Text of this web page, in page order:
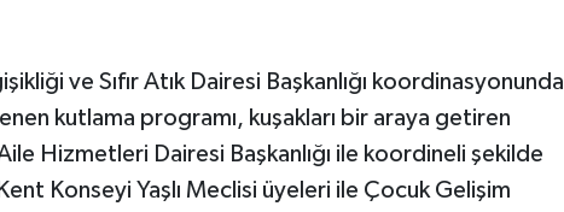
ve Sıfır Atık Dairesi Başkanlığı koordinasyonunda
kutlama programı, kuşakları bir araya getiren
Hizmetleri Dairesi Başkanlığı ile koordineli şekilde
Konseyi Yaşlı Meclisi üyeleri ile Çocuk Gelişim